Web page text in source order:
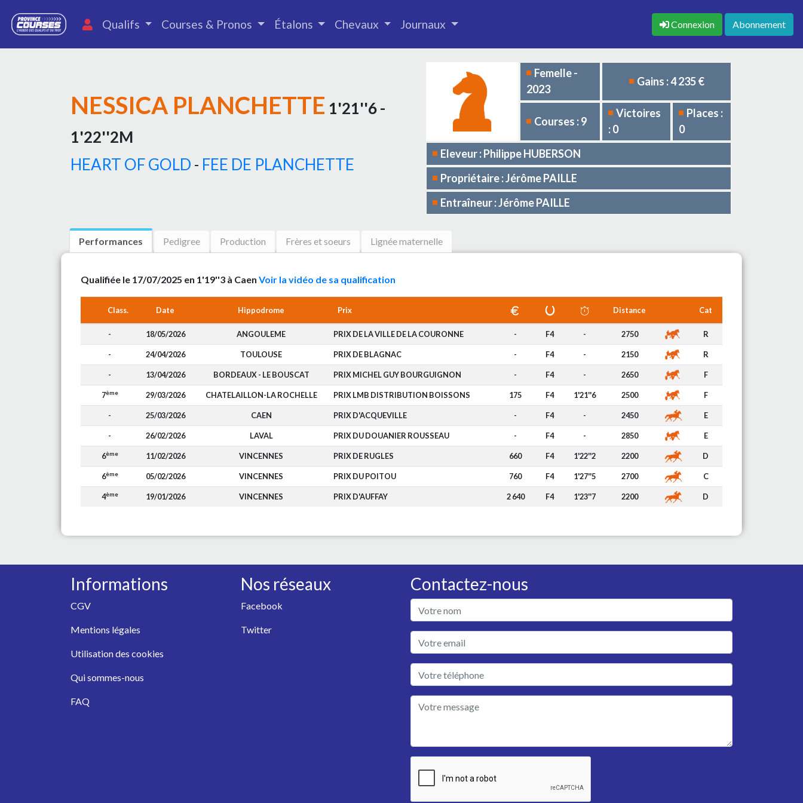
Qualifs Courses & Pronos Étalons Chevaux Journaux Connexion Abonnement
NESSICA PLANCHETTE 1'21''6 -
1'22''2M
HEART OF GOLD - FEE DE PLANCHETTE
Femelle -
2023
Gains : 4 235 €
Courses : 9
Victoires
: 0
Places :
0
Eleveur : Philippe HUBERSON
Propriétaire : Jérôme PAILLE
Entraîneur : Jérôme PAILLE
Performances Pedigree Production Frères et soeurs Lignée maternelle
Qualifiée le 17/07/2025 en 1'19''3 à Caen Voir la vidéo de sa qualification
Class. Date Hippodrome Prix Distance Cat
- 18/05/2026 ANGOULEME PRIX DE LA VILLE DE LA COURONNE - F4 - 2750 R
- 24/04/2026 TOULOUSE PRIX DE BLAGNAC - F4 - 2150 R
- 13/04/2026 BORDEAUX - LE BOUSCAT PRIX MICHEL GUY BOURGUIGNON - F4 - 2650 F
7ème 29/03/2026 CHATELAILLON-LA ROCHELLE PRIX LMB DISTRIBUTION BOISSONS 175 F4 1'21''6 2500 F
- 25/03/2026 CAEN PRIX D'ACQUEVILLE - F4 - 2450 E
- 26/02/2026 LAVAL PRIX DU DOUANIER ROUSSEAU - F4 - 2850 E
6ème 11/02/2026 VINCENNES PRIX DE RUGLES 660 F4 1'22''2 2200 D
6ème 05/02/2026 VINCENNES PRIX DU POITOU 760 F4 1'27''5 2700 C
4ème 19/01/2026 VINCENNES PRIX D'AUFFAY 2 640 F4 1'23''7 2200 D
Informations
CGV
Mentions légales
Utilisation des cookies
Qui sommes-nous
FAQ
Nos réseaux
Facebook
Twitter
Contactez-nous